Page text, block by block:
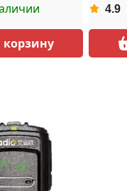
корзину
4.9